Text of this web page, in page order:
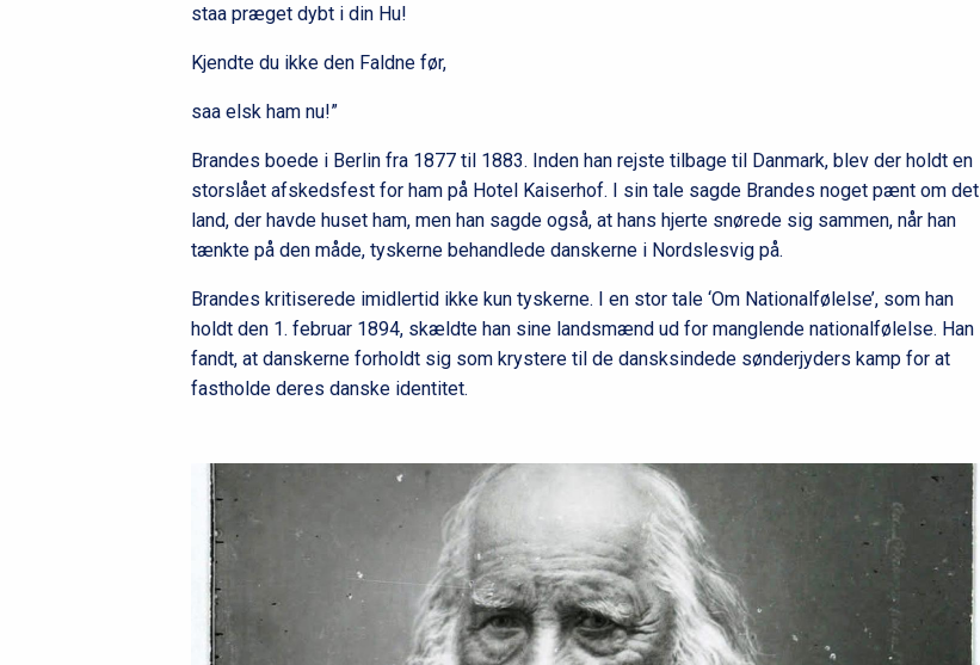
staa præget dybt i din Hu!
Kjendte du ikke den Faldne før,
saa elsk ham nu!”
Brandes boede i Berlin fra 1877 til 1883. Inden han rejste tilbage til Danmark, blev der holdt en
storslået afskedsfest for ham på Hotel Kaiserhof. I sin tale sagde Brandes noget pænt om det
land, der havde huset ham, men han sagde også, at hans hjerte snørede sig sammen, når han
tænkte på den måde, tyskerne behandlede danskerne i Nordslesvig på.
Brandes kritiserede imidlertid ikke kun tyskerne. I en stor tale ‘Om Nationalfølelse’, som han
holdt den 1. februar 1894, skældte han sine landsmænd ud for manglende nationalfølelse. Han
fandt, at danskerne forholdt sig som krystere til de dansksindede sønderjyders kamp for at
fastholde deres danske identitet.